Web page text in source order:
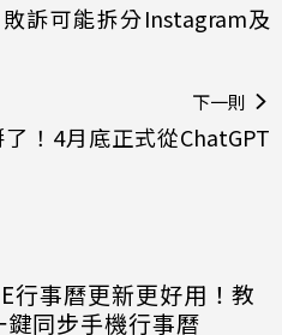
訴可能拆分Instagram及
下一則
！4月底正式從ChatGPT
行事曆更新更好用！教
鍵同步手機行事曆